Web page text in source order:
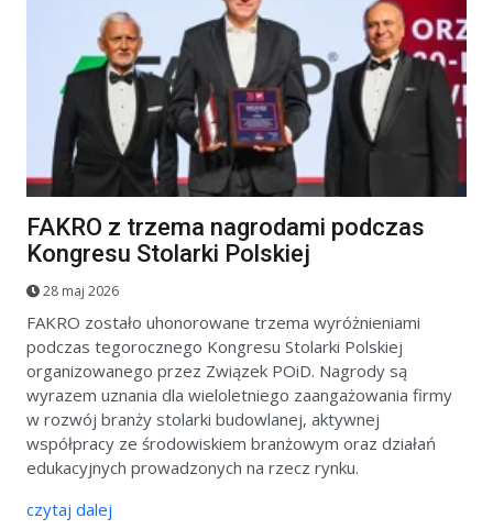
FAKRO z trzema nagrodami podczas
Kongresu Stolarki Polskiej
28 maj 2026
FAKRO zostało uhonorowane trzema wyróżnieniami
podczas tegorocznego Kongresu Stolarki Polskiej
organizowanego przez Związek POiD. Nagrody są
wyrazem uznania dla wieloletniego zaangażowania firmy
w rozwój branży stolarki budowlanej, aktywnej
współpracy ze środowiskiem branżowym oraz działań
edukacyjnych prowadzonych na rzecz rynku.
czytaj dalej